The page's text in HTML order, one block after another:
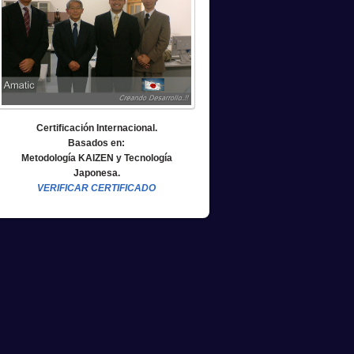
Certificación Internacional.
Basados en:
Metodología KAIZEN y Tecnología
Japonesa.
VERIFICAR CERTIFICADO